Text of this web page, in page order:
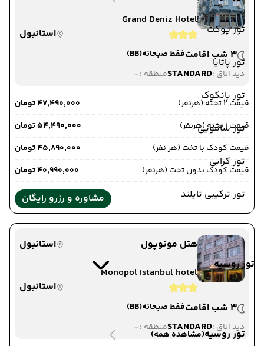
تور پوکت
تور پاتایا
تور بانکوک
تور سامویی
تور کرابی
تور ترکیبی تایلند
تور روسیه
تور روسیه(مشاهده همه)
Grand Deniz Hotel
استانبول
3 شب اقامت
فقط صبحانه(BB)
دید اتاق :STANDARDمنطقه :-
قیمت 2 تخته (هرنفر)
۴۷٬۴۹۰٬۰۰۰ تومان
قیمت 1 تخته (هرنفر)
۵۴٬۴۹۰٬۰۰۰ تومان
قیمت کودک با تخت (هر نفر)
۴۵٬۸۹۰٬۰۰۰ تومان
قیمت کودک بدون تخت (هرنفر)
۴۰٬۹۹۰٬۰۰۰ تومان
مشاوره و رزرو رایگان
هتل مونوپول
استانبول
Monopol Istanbul hotel
استانبول
3 شب اقامت
فقط صبحانه(BB)
دید اتاق :STANDARDمنطقه :-